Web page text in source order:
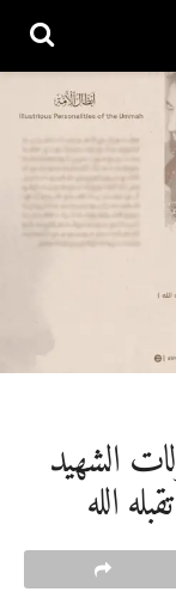
الشهيد
الله